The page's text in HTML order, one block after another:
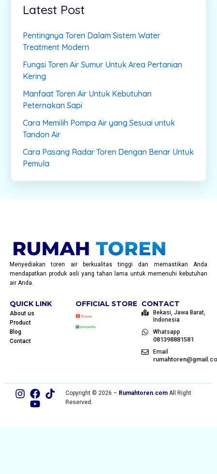
Latest Post
Pentingnya Toren Dalam Sistem Water
Treatment Modern
Fungsi Toren Air Sumur Untuk Area Pertanian
Kering
Manfaat Toren Air Untuk Kebutuhan
Peternakan Sapi
Cara Memilih Pompa Air yang Sesuai untuk
Tandon Air
Cara Pasang Radar Toren Dengan Benar Untuk
Pemula
Menyediakan toren air berkualitas tinggi dan memastikan Anda
mendapatkan produk asli yang tahan lama untuk memenuhi kebutuhan
air Anda.
QUICK LINK
About us
Product
Blog
Contact
OFFICIAL STORE CONTACT
Bekasi, Jawa Barat,
Indonesia
Whatsapp
081398881581
Email
Copyright © 2026 – Rumahtoren.comAll Right
Reserved.